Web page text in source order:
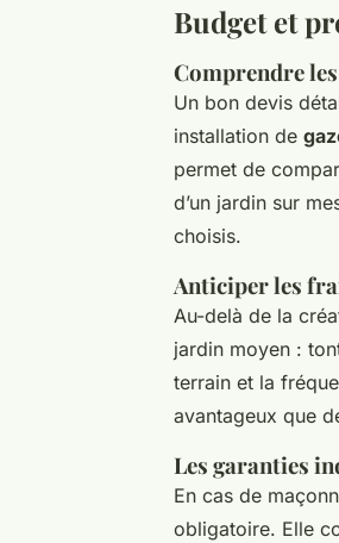
Budget et
Comprendre
Un bon devis
installation de
permet de
d’un jardin sur
choisis.
Anticiper les
Au-delà de la
jardin moyen :
terrain et la
avantageux que
Les garanties
En cas de
obligatoire. Elle